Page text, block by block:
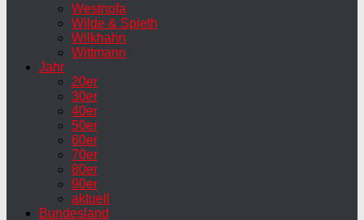
Westnofa
Wilde & Spieth
Wilkhahn
Wittmann
Jahr
20er
30er
40er
50er
60er
70er
80er
90er
aktuell
Bundesland